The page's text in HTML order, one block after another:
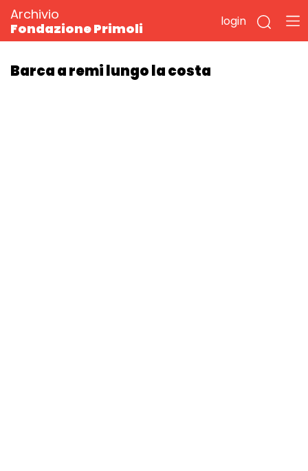
Archivio
Fondazione Primoli
login
Barca a remi lungo la costa